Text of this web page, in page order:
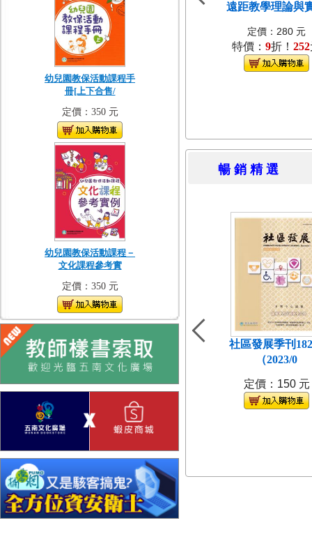
幼兒園教保活動課程手
冊[上下合售/
定價：350 元
幼兒園教保活動課程－
文化課程參考實
定價：350 元
遠距教學理論與
定價：280 元
特價： 9折！ 252
暢 銷 精
社區發展季刊
（2023/0
定價：150 元